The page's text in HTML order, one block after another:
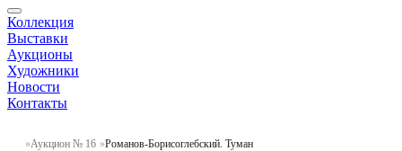
Коллекция
Выставки
Аукционы
Художники
Новости
Контакты
Аукцион № 16 Романов-Борисоглебский. Туман